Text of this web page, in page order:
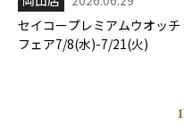
セイコープレミアムウオッチ
フェア7/8(水)-7/21(火)